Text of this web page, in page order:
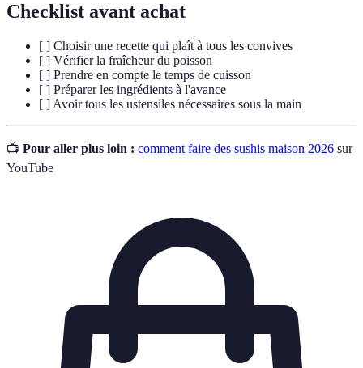
Checklist avant achat
[ ] Choisir une recette qui plaît à tous les convives
[ ] Vérifier la fraîcheur du poisson
[ ] Prendre en compte le temps de cuisson
[ ] Préparer les ingrédients à l'avance
[ ] Avoir tous les ustensiles nécessaires sous la main
📺 Pour aller plus loin : comment faire des sushis maison 2026 sur
YouTube